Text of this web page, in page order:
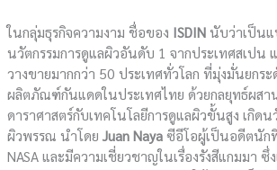
ในกลุ่มธุรกิจความงาม ชื่อของ ISDINนับว่าเป็น
นวัตกรรมการดูแลผิวอันดับ 1 จากประเทศสเปน
วางขายมากกว่า 50 ประเทศทั่วโลก ที่มุ่งมั่นยกร
ผลิตภัณฑ์กันแดดในประเทศไทย ด้วยกลยุทธ์ผส
ดาราศาสตร์กับเทคโนโลยีการดูแลผิวขั้นสูง เกิด
ผิวพรรณ นำโดยJuan Naya ซีอีโอผู้เป็นอดีตนัก
NASA และมีความเชี่ยวชาญในเรื่องรังสีแกมมา